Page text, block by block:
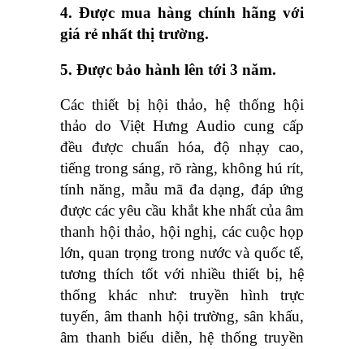
4. Được mua hàng chính hãng với
giá rẻ nhất thị trường.
5. Được bảo hành lên tới 3 năm.
Các thiết bị hội thảo, hệ thống hội
thảo do Việt Hưng Audio cung cấp
đều được chuẩn hóa, độ nhạy cao,
tiếng trong sáng, rõ ràng, không hú rít,
tính năng, mẫu mã đa dạng, đáp ứng
được các yêu cầu khắt khe nhất của âm
thanh hội thảo, hội nghị, các cuộc họp
lớn, quan trọng trong nước và quốc tế,
tương thích tốt với nhiều thiết bị, hệ
thống khác như: truyền hình trực
tuyến, âm thanh hội trường, sân khấu,
âm thanh biểu diễn, hệ thống truyền